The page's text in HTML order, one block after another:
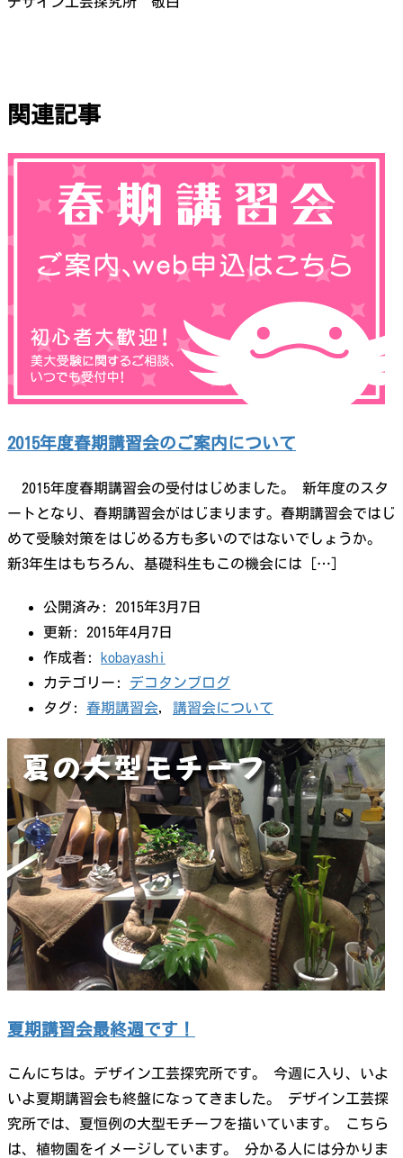
関連記事
2015年度春期講習会のご案内について
2015年度春期講習会の受付はじめました。 新年度のスタ
ートとなり、春期講習会がはじまります。春期講習会ではじ
めて受験対策をはじめる方も多いのではないでしょうか。
新3年生はもちろん、基礎科生もこの機会には […]
公開済み: 2015年3月7日
更新: 2015年4月7日
作成者:
kobayashi
カテゴリー: デコタンブログ
タグ: 春期講習会, 講習会について
夏期講習会最終週です！
こんにちは。デザイン工芸探究所です。 今週に入り、いよ
いよ夏期講習会も終盤になってきました。 デザイン工芸探
究所では、夏恒例の大型モチーフを描いています。 こちら
は、植物園をイメージしています。 分かる人には分かりま